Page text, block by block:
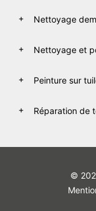
Nettoyage
Nettoyage et
Peinture sur
Réparation de
©